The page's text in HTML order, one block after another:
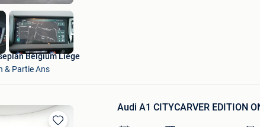
Belgium Liège
& Partie Ans
Audi A1 CITYCARVER EDITION